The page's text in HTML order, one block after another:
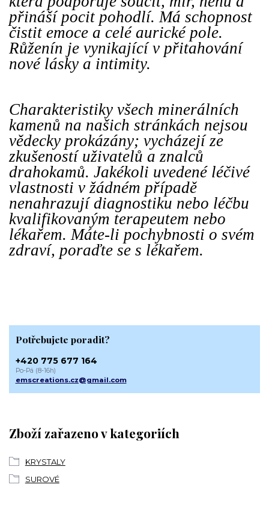
přináší pocit pohodlí. Má schopnost
čistit emoce a celé aurické pole.
Růženín je vynikající v přitahování
nové lásky a intimity.
Charakteristiky všech minerálních
kamenů na našich stránkách nejsou
vědecky prokázány; vycházejí ze
zkušeností uživatelů a znalců
drahokamů. Jakékoli uvedené léčivé
vlastnosti v žádném případě
nenahrazují diagnostiku nebo léčbu
kvalifikovaným terapeutem nebo
lékařem. Máte-li pochybnosti o svém
zdraví, poraďte se s lékařem.
Zboží zařazeno v kategoriích
KRYSTALY
SUROVÉ
Potřebujete poradit?
+420 775 677 164
Po-Pá (8-16h)
emscreations.cz@gmail.com